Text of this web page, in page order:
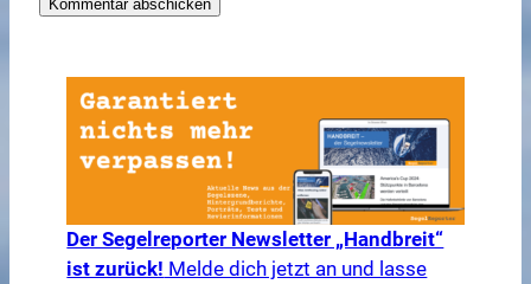
Der Segelreporter Newsletter „Handbreit“
ist zurück! Melde dich jetzt an und lasse